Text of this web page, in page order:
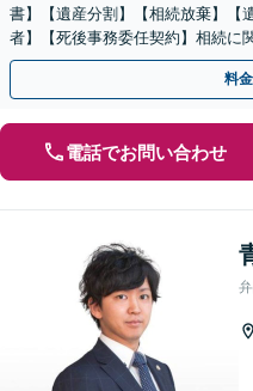
書】【遺産分割】【相続放棄】【
者】【死後事務委任契約】相続に
得できる相続の実現を目指します
料
電話でお問い合わせ